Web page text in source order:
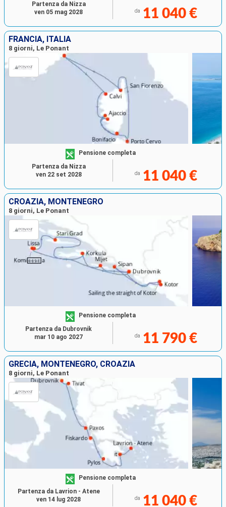
da 11 040 €
Partenza da Nizza
ven 05 mag 2028
FRANCIA, ITALIA
8 giorni, Le Ponant
Pensione completa
da 11 040 €
Partenza da Nizza
ven 22 set 2028
CROAZIA, MONTENEGRO
8 giorni, Le Ponant
Pensione completa
da 11 790 €
Partenza da Dubrovnik
mar 10 ago 2027
GRECIA, MONTENEGRO, CROAZIA
8 giorni, Le Ponant
Pensione completa
da 11 040 €
Partenza da Lavrion - Atene
ven 14 lug 2028